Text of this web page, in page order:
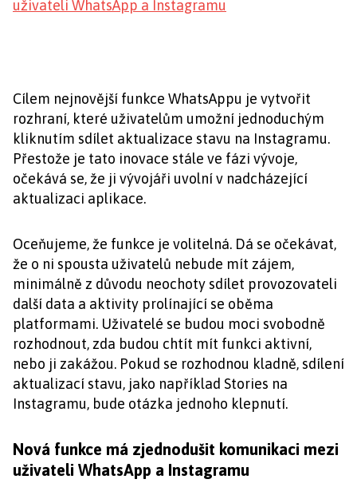
uživateli WhatsApp a Instagramu
Cílem nejnovější funkce WhatsAppu je vytvořit
rozhraní, které uživatelům umožní jednoduchým
kliknutím sdílet aktualizace stavu na Instagramu.
Přestože je tato inovace stále ve fázi vývoje,
očekává se, že ji vývojáři uvolní v nadcházející
aktualizaci aplikace.
Oceňujeme, že funkce je volitelná. Dá se očekávat,
že o ni spousta uživatelů nebude mít zájem,
minimálně z důvodu neochoty sdílet provozovateli
další data a aktivity prolínající se oběma
platformami. Uživatelé se budou moci svobodně
rozhodnout, zda budou chtít mít funkci aktivní,
nebo ji zakážou. Pokud se rozhodnou kladně, sdílení
aktualizací stavu, jako například Stories na
Instagramu, bude otázka jednoho klepnutí.
Nová funkce má zjednodušit komunikaci mezi
uživateli WhatsApp a Instagramu